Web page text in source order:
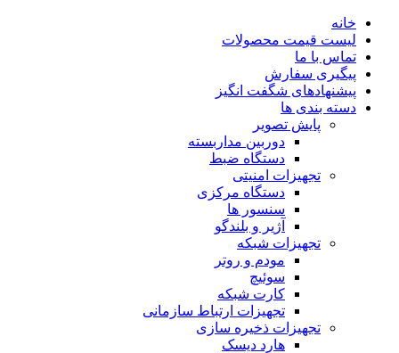
خانه
لیست قیمت محصولات
تماس با ما
پیگیری سفارش
پیشنهادهای شگفت انگیز
دسته بندی ها
پایش تصویر
دوربین مداربسته
دستگاه ضبط
تجهیزات امنیتی
دستگاه مرکزی
سنسور ها
آژیر و بلندگو
تجهیزات شبکه
مودم و روتر
سوئیچ
کارت شبکه
تجهیزات ارتباط سازمانی
تجهیزات ذخیره سازی
هارد دیسک